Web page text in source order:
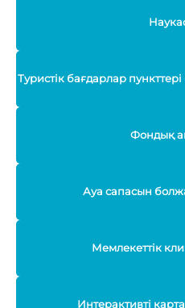
Туристік бағдарлар
Фондық
Ауа сапасын
Мемлекеттік
Интерактивті